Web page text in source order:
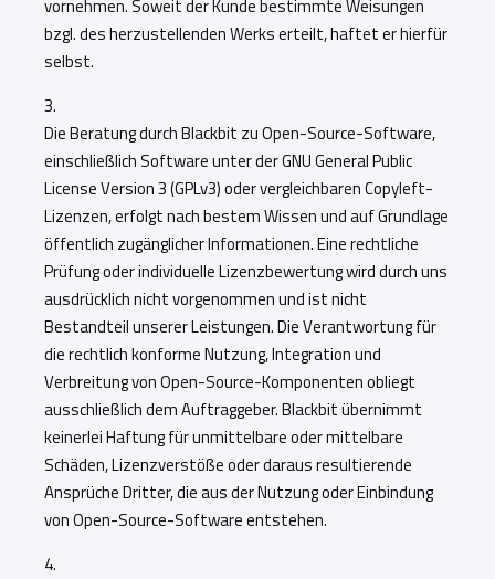
vornehmen. Soweit der Kunde bestimmte Weisungen
bzgl. des herzustellenden Werks erteilt, haftet er hierfür
selbst.
3.
Die Beratung durch Blackbit zu Open-Source-Software,
einschließlich Software unter der GNU General Public
License Version 3 (GPLv3) oder vergleichbaren Copyleft-
Lizenzen, erfolgt nach bestem Wissen und auf Grundlage
öffentlich zugänglicher Informationen. Eine rechtliche
Prüfung oder individuelle Lizenzbewertung wird durch uns
ausdrücklich nicht vorgenommen und ist nicht
Bestandteil unserer Leistungen. Die Verantwortung für
die rechtlich konforme Nutzung, Integration und
Verbreitung von Open-Source-Komponenten obliegt
ausschließlich dem Auftraggeber. Blackbit übernimmt
keinerlei Haftung für unmittelbare oder mittelbare
Schäden, Lizenzverstöße oder daraus resultierende
Ansprüche Dritter, die aus der Nutzung oder Einbindung
von Open-Source-Software entstehen.
4.